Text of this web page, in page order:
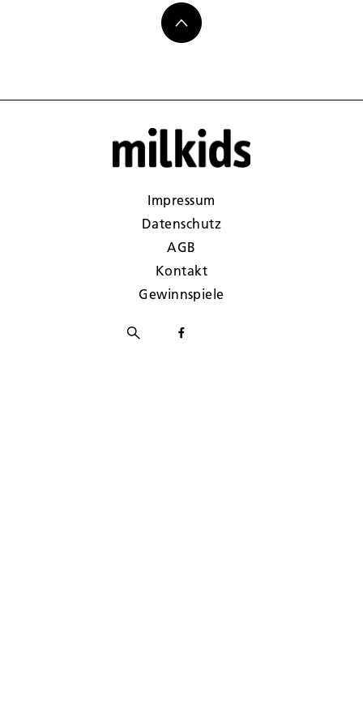
Impressum
Datenschutz
AGB
Kontakt
Gewinnspiele